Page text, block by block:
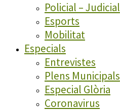
Policial – Judicial
Esports
Mobilitat
Especials
Entrevistes
Plens Municipals
Especial Glòria
Coronavirus